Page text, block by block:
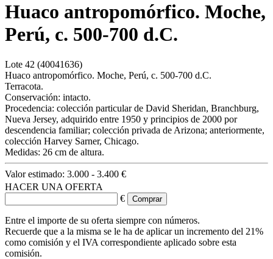
Huaco antropomórfico. Moche,
Perú, c. 500-700 d.C.
Lote 42 (40041636)
Huaco antropomórfico. Moche, Perú, c. 500-700 d.C.
Terracota.
Conservación: intacto.
Procedencia: colección particular de David Sheridan, Branchburg,
Nueva Jersey, adquirido entre 1950 y principios de 2000 por
descendencia familiar; colección privada de Arizona; anteriormente,
colección Harvey Sarner, Chicago.
Medidas: 26 cm de altura.
Valor estimado: 3.000 - 3.400 €
HACER UNA OFERTA
€
Entre el importe de su oferta siempre con números.
Recuerde que a la misma se le ha de aplicar un incremento del 21%
como comisión y el IVA correspondiente aplicado sobre esta
comisión.